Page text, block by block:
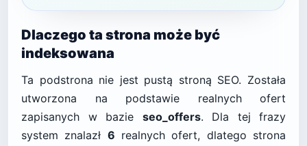
Dlaczego ta strona może być
indeksowana
Ta podstrona nie jest pustą stroną SEO. Została
utworzona na podstawie realnych ofert
zapisanych w bazie seo_offers. Dla tej frazy
system znalazł 6 realnych ofert, dlatego strona